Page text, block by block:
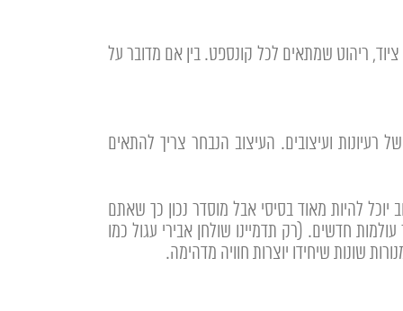
ריהוט שמתאים לכל קונספט. בין אם מדובר על
רעיונות ועיצובים. העיצוב הנבחר צריך להתאים
להיות מאוד בסיסי אבל מוסדר נכון כך שאתם
חדשים. (רק תדמיינו שולחן אבירי עגול כמו